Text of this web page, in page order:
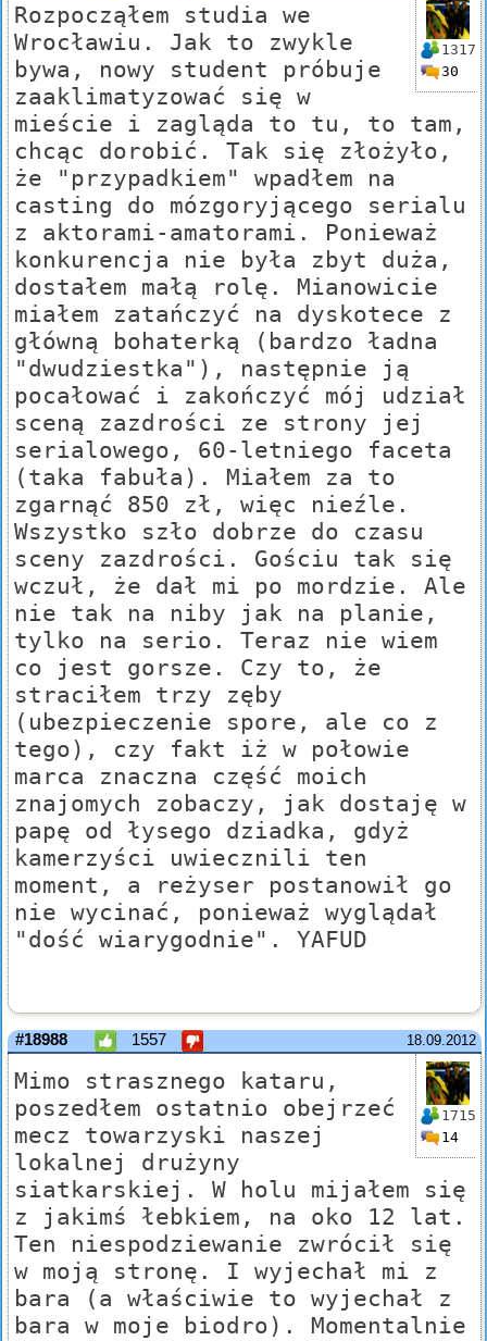
1317
30
Rozpocząłem studia we
Wrocławiu. Jak to zwykle
bywa, nowy student próbuje
zaaklimatyzować się w
mieście i zagląda to tu, to tam,
chcąc dorobić. Tak się złożyło,
że "przypadkiem" wpadłem na
casting do mózgoryjącego serialu
z aktorami-amatorami. Ponieważ
konkurencja nie była zbyt duża,
dostałem małą rolę. Mianowicie
miałem zatańczyć na dyskotece z
główną bohaterką (bardzo ładna
"dwudziestka"), następnie ją
pocałować i zakończyć mój udział
sceną zazdrości ze strony jej
serialowego, 60-letniego faceta
(taka fabuła). Miałem za to
zgarnąć 850 zł, więc nieźle.
Wszystko szło dobrze do czasu
sceny zazdrości. Gościu tak się
wczuł, że dał mi po mordzie. Ale
nie tak na niby jak na planie,
tylko na serio. Teraz nie wiem
co jest gorsze. Czy to, że
straciłem trzy zęby
(ubezpieczenie spore, ale co z
tego), czy fakt iż w połowie
marca znaczna część moich
znajomych zobaczy, jak dostaję w
papę od łysego dziadka, gdyż
kamerzyści uwiecznili ten
moment, a reżyser postanowił go
nie wycinać, ponieważ wyglądał
"dość wiarygodnie". YAFUD
18.09.2012
#18988 1557
1715
14
Mimo strasznego kataru,
poszedłem ostatnio obejrzeć
mecz towarzyski naszej
lokalnej drużyny
siatkarskiej. W holu mijałem się
z jakimś łebkiem, na oko 12 lat.
Ten niespodziewanie zwrócił się
w moją stronę. I wyjechał mi z
bara (a właściwie to wyjechał z
bara w moje biodro). Momentalnie